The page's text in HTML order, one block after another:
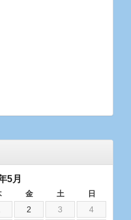
5月
金 土 日
2 3
4